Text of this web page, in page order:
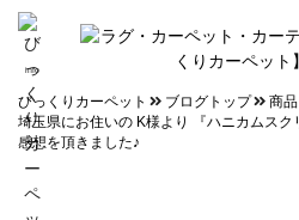
info
びっくりカーペット ブログトップ
商
埼玉県にお住いの K様より 『ハニカムス
感想を頂きました♪